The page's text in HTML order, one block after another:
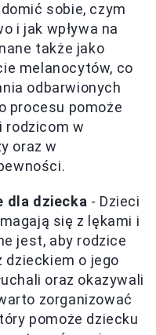
sobie, czym
i jak wpływa na
także jako
melanocytów, co
odbarwionych
procesu pomoże
rodzicom w
oraz w
dla dziecka - Dzieci
się z lękami i
jest, aby rodzice
dzieckiem o jego
oraz okazywali
zorganizować
pomoże dziecku